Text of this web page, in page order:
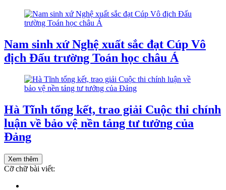
Nam sinh xứ Nghệ xuất sắc đạt Cúp Vô
địch Đấu trường Toán học châu Á
Hà Tĩnh tổng kết, trao giải Cuộc thi chính
luận về bảo vệ nền tảng tư tưởng của
Đảng
Xem thêm
Cỡ chữ bài viết: